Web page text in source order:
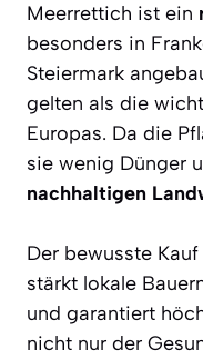
Meerrettich ist ein
besonders in
Steiermark
gelten als die
Europas. Da die
sie wenig Dünger
nachhaltigen
Der bewusste
stärkt lokale
und garantiert
nicht nur der